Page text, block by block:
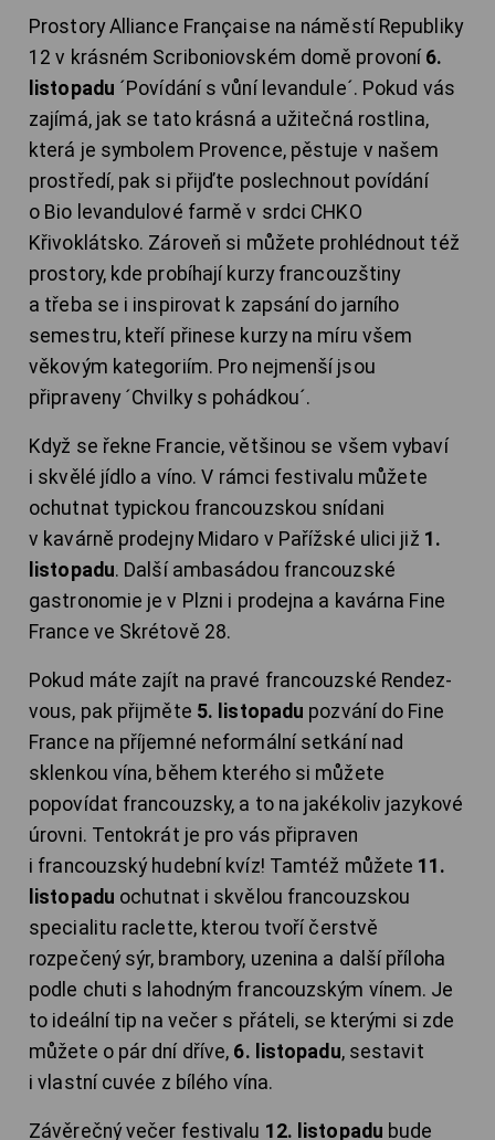
Prostory Alliance Française na náměstí Republiky
12 v krásném Scriboniovském domě provoní 6.
listopadu ´Povídání s vůní levandule´. Pokud vás
zajímá, jak se tato krásná a užitečná rostlina,
která je symbolem Provence, pěstuje v našem
prostředí, pak si přijďte poslechnout povídání
o Bio levandulové farmě v srdci CHKO
Křivoklátsko. Zároveň si můžete prohlédnout též
prostory, kde probíhají kurzy francouzštiny
a třeba se i inspirovat k zapsání do jarního
semestru, kteří přinese kurzy na míru všem
věkovým kategoriím. Pro nejmenší jsou
připraveny ´Chvilky s pohádkou´.
Když se řekne Francie, většinou se všem vybaví
i skvělé jídlo a víno. V rámci festivalu můžete
ochutnat typickou francouzskou snídani
v kavárně prodejny Midaro v Pařížské ulici již 1.
listopadu. Další ambasádou francouzské
gastronomie je v Plzni i prodejna a kavárna Fine
France ve Skrétově 28.
Pokud máte zajít na pravé francouzské Rendez-
vous, pak přijměte 5. listopadu pozvání do Fine
France na příjemné neformální setkání nad
sklenkou vína, během kterého si můžete
popovídat francouzsky, a to na jakékoliv jazykové
úrovni. Tentokrát je pro vás připraven
i francouzský hudební kvíz! Tamtéž můžete 11.
listopadu ochutnat i skvělou francouzskou
specialitu raclette, kterou tvoří čerstvě
rozpečený sýr, brambory, uzenina a další příloha
podle chuti s lahodným francouzským vínem. Je
to ideální tip na večer s přáteli, se kterými si zde
můžete o pár dní dříve, 6. listopadu, sestavit
i vlastní cuvée z bílého vína.
Závěrečný večer festivalu 12. listopadu bude